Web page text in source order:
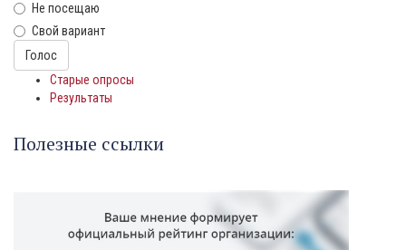
Не посещаю
Свой вариант
Варианты
Голос
Старые опросы
Результаты
Полезные ссылки